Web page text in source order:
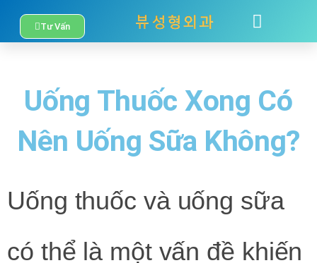
Nhảy
tới
nội
dung
Tư Vấn
Uống Thuốc Xong Có
Nên Uống Sữa Không?
Uống thuốc và uống sữa
có thể là một vấn đề khiến